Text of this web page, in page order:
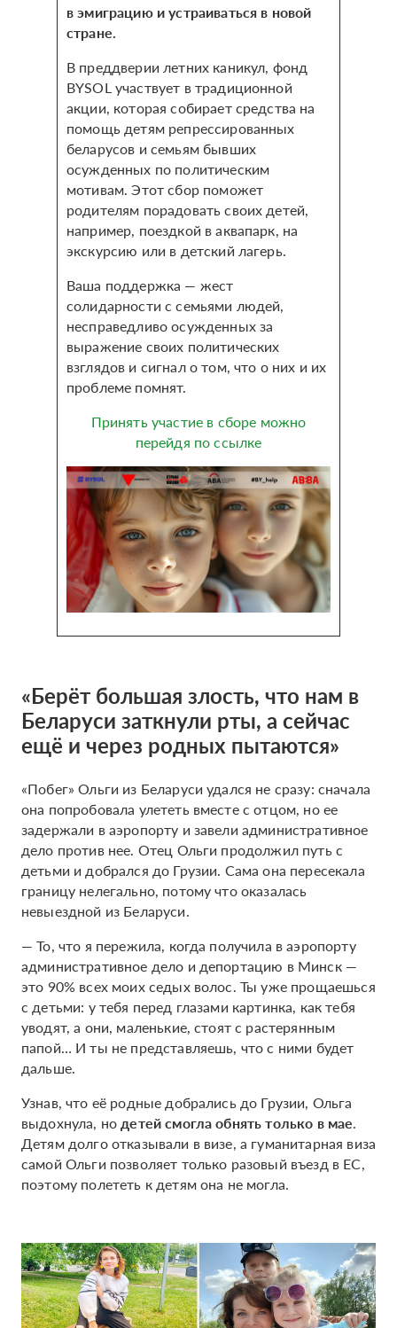
в эмиграцию и устраиваться в новой
стране.
В преддверии летних каникул, фонд
BYSOL участвует в традиционной
акции, которая собирает средства на
помощь детям репрессированных
беларусов и семьям бывших
осужденных по политическим
мотивам. Этот сбор поможет
родителям порадовать своих детей,
например, поездкой в аквапарк, на
экскурсию или в детский лагерь.
Ваша поддержка — жест
солидарности с семьями людей,
несправедливо осужденных за
выражение своих политических
взглядов и сигнал о том, что о них и их
проблеме помнят.
Принять участие в сборе можно
перейдя по ссылке
«Берёт большая злость, что нам в
Беларуси заткнули рты, а сейчас
ещё и через родных пытаются»
«Побег» Ольги из Беларуси удался не сразу: сначала
она попробовала улететь вместе с отцом, но ее
задержали в аэропорту и завели административное
дело против нее. Отец Ольги продолжил путь с
детьми и добрался до Грузии. Сама она пересекала
границу нелегально, потому что оказалась
невыездной из Беларуси.
— То, что я пережила, когда получила в аэропорту
административное дело и депортацию в Минск —
это 90% всех моих седых волос. Ты уже прощаешься
с детьми: у тебя перед глазами картинка, как тебя
уводят, а они, маленькие, стоят с растерянным
папой… И ты не представляешь, что с ними будет
дальше.
Узнав, что её родные добрались до Грузии, Ольга
выдохнула, нодетей смогла обнять только в мае.
Детям долго отказывали в визе, а гуманитарная виза
самой Ольги позволяет только разовый въезд в ЕС,
поэтому полететь к детям она не могла.